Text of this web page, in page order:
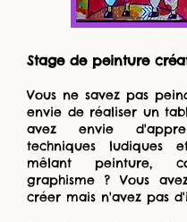
Stage de peinture
Vous ne savez pas
envie de réaliser un
avez envie
techniques ludiques
mêlant peinture,
graphisme ? Vous
créer mais n'avez pas